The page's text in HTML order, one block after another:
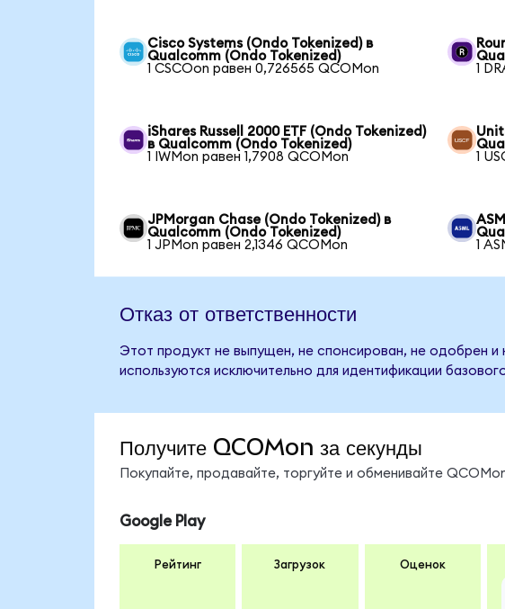
Cisco Systems (Ondo Tokenized) в
Qualcomm (Ondo Tokenized)
1 CSCOon равен 0,726565 QCOMon
1
iShares Russell 2000 ETF (Ondo Tokenized)
в Qualcomm (Ondo Tokenized)
1 IWMon равен 1,7908 QCOMon
1
JPMorgan Chase (Ondo Tokenized) в
Qualcomm (Ondo Tokenized)
1 JPMon равен 2,1346 QCOMon
1
Отказ от ответственности
Этот продукт не выпущен, не спонсирован, не одобрен
используются исключительно для идентификации
Получите QCOMon за секунды
Покупайте, продавайте, торгуйте и обменивайте
Google Play
Рейтинг Загрузок Оценок